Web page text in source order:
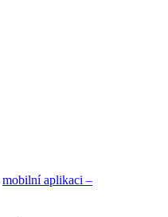
mobilní aplikaci –